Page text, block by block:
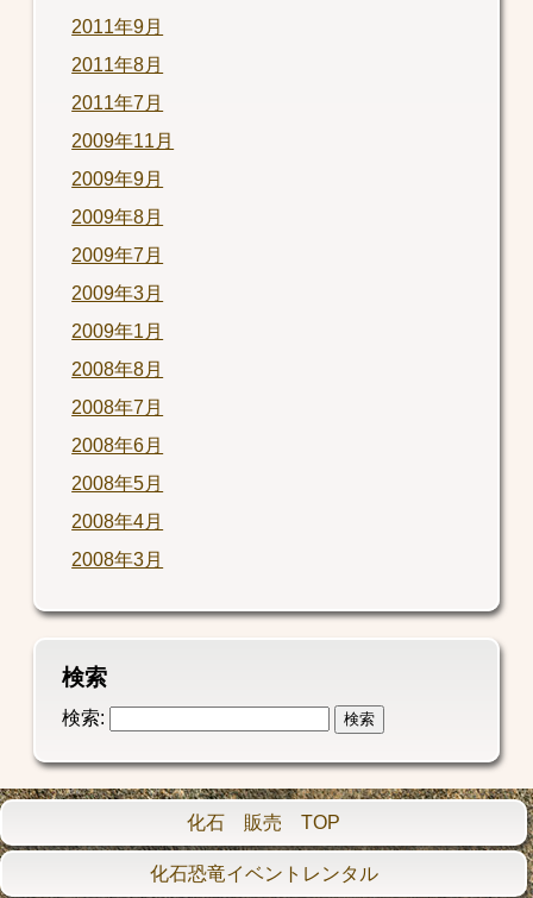
2011年9月
2011年8月
2011年7月
2009年11月
2009年9月
2009年8月
2009年7月
2009年3月
2009年1月
2008年8月
2008年7月
2008年6月
2008年5月
2008年4月
2008年3月
検索
検索:
化石 販売 TOP
化石恐竜イベントレンタル